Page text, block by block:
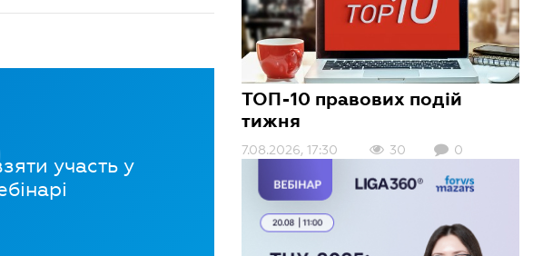
участь у
ТОП-10 правових подій
тижня
7.08.2026, 17:30 30 0